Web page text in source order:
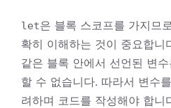
let은 블록 스코프를 가지므
확히 이해하는 것이 중요합니
같은 블록 안에서 선언된 변
할 수 없습니다. 따라서 변수
려하며 코드를 작성해야 합니